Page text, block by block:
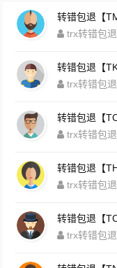
trx转错包退
trx转错包退
trx转错包退
trx转错包退
trx转错包退